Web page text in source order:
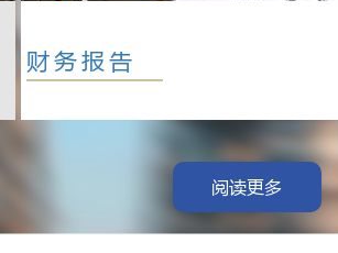
财务报告
阅读更多